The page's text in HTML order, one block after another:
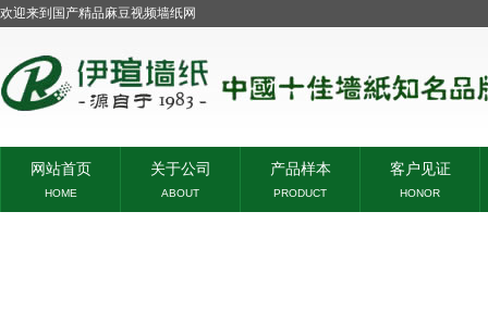
欢迎来到国产精品麻豆视频墙纸网
网站首页
HOME
关于公司
ABOUT
产品样本
PRODUCT
客户见证
HONOR